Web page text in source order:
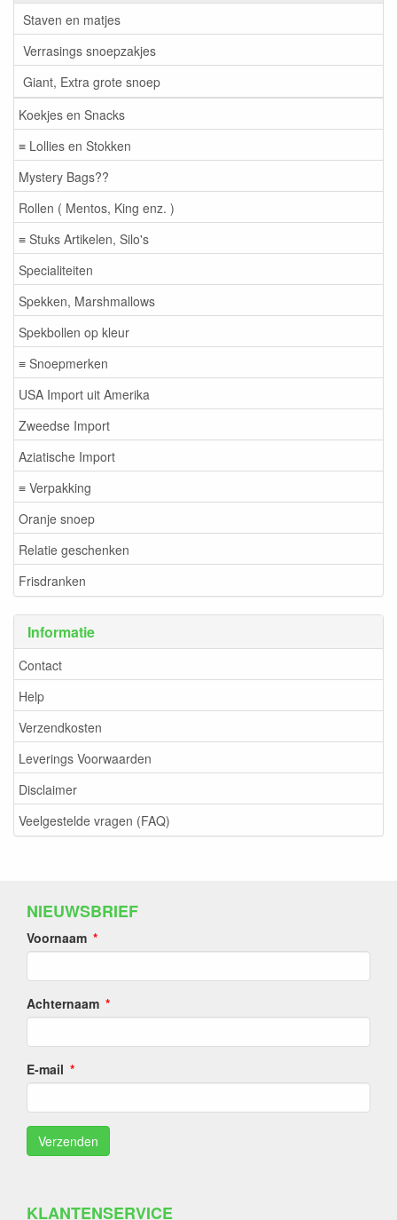
Staven en matjes
Verrasings snoepzakjes
Giant, Extra grote snoep
Koekjes en Snacks
≡ Lollies en Stokken
Mystery Bags??
Rollen ( Mentos, King enz. )
≡ Stuks Artikelen, Silo's
Specialiteiten
Spekken, Marshmallows
Spekbollen op kleur
≡ Snoepmerken
USA Import uit Amerika
Zweedse Import
Aziatische Import
≡ Verpakking
Oranje snoep
Relatie geschenken
Frisdranken
Informatie
Contact
Help
Verzendkosten
Leverings Voorwaarden
Disclaimer
Veelgestelde vragen (FAQ)
NIEUWSBRIEF
Voornaam
Achternaam
E-mail
KLANTENSERVICE